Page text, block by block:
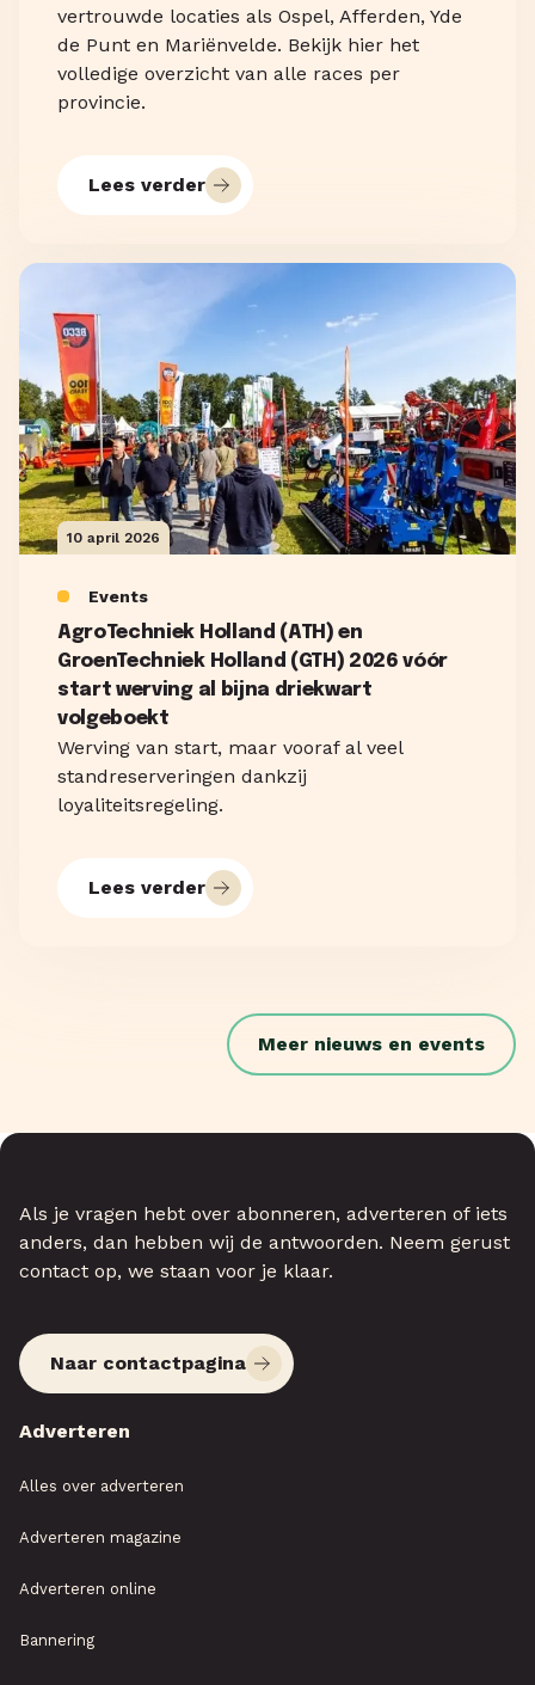
vertrouwde locaties als Ospel, Afferden, Yde
de Punt en Mariënvelde. Bekijk hier het
volledige overzicht van alle races per
provincie.
Lees verder
10 april 2026
Events
AgroTechniek Holland (ATH) en
GroenTechniek Holland (GTH) 2026 vóór
start werving al bijna driekwart
volgeboekt
Werving van start, maar vooraf al veel
standreserveringen dankzij
loyaliteitsregeling.
Lees verder
Meer nieuws en events
Als je vragen hebt over abonneren, adverteren of iets
anders, dan hebben wij de antwoorden. Neem gerust
contact op, we staan voor je klaar.
Naar contactpagina
Adverteren
Alles over adverteren
Adverteren magazine
Adverteren online
Bannering